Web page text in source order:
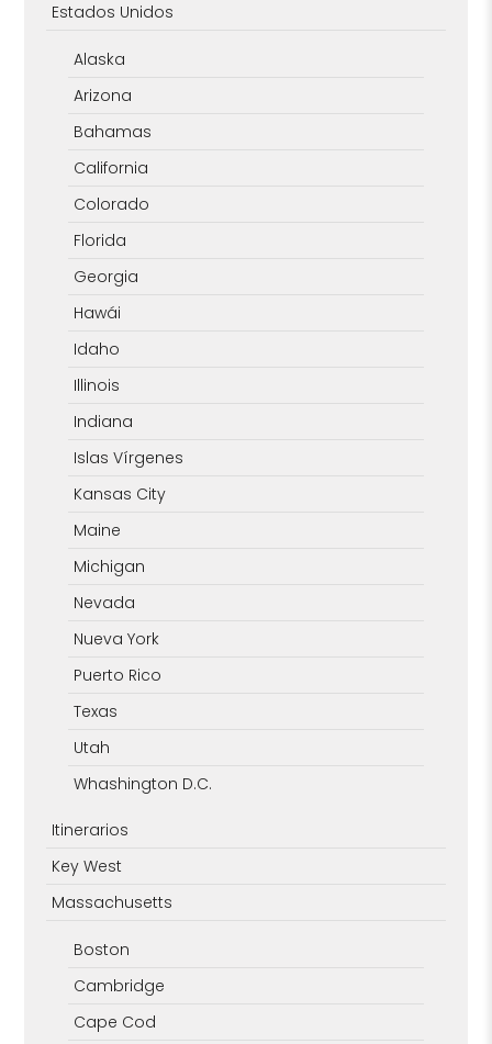
Estados Unidos
Alaska
Arizona
Bahamas
California
Colorado
Florida
Georgia
Hawái
Idaho
Illinois
Indiana
Islas Vírgenes
Kansas City
Maine
Michigan
Nevada
Nueva York
Puerto Rico
Texas
Utah
Whashington D.C.
Itinerarios
Key West
Massachusetts
Boston
Cambridge
Cape Cod